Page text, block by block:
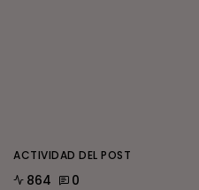
ACTIVIDAD DEL POST
864 0